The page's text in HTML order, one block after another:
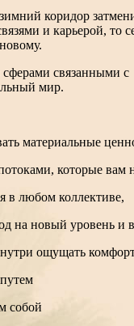
коридор
и карьерой, то
связанными с
мир.
материальные
которые вам
в любом коллективе,
на новый уровень и
ощущать
собой